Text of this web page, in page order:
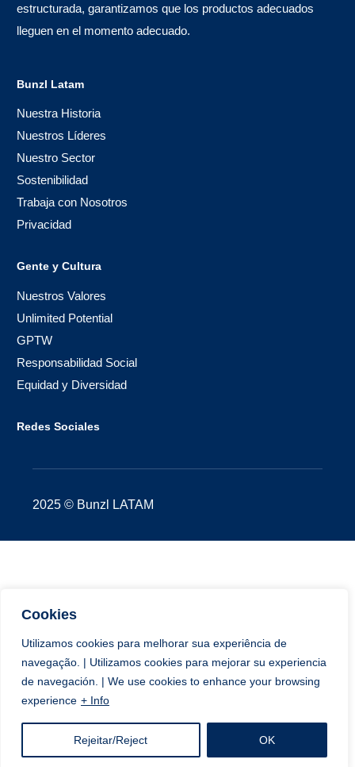
Cookies
Utilizamos cookies para melhorar sua experiência de
navegação. | Utilizamos cookies para mejorar su experiencia
de navegación. | We use cookies to enhance your browsing
experience + Info
Rejeitar/Reject OK
estructurada, garantizamos que los productos adecuados
lleguen en el momento adecuado.
Bunzl Latam
Nuestra Historia
Nuestros Líderes
Nuestro Sector
Sostenibilidad
Trabaja con Nosotros
Privacidad
Gente y Cultura
Nuestros Valores
Unlimited Potential
GPTW
Responsabilidad Social
Equidad y Diversidad
Redes Sociales
2025 © Bunzl LATAM